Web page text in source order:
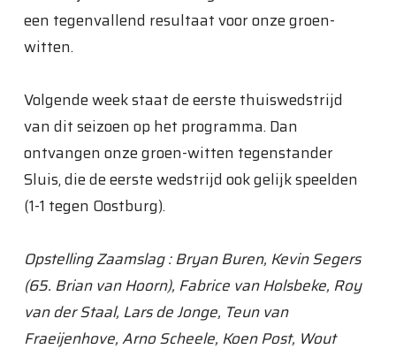
een tegenvallend resultaat voor onze groen-
witten.
Volgende week staat de eerste thuiswedstrijd
van dit seizoen op het programma. Dan
ontvangen onze groen-witten tegenstander
Sluis, die de eerste wedstrijd ook gelijk speelden
(1-1 tegen Oostburg).
Opstelling Zaamslag : Bryan Buren, Kevin Segers
(65. Brian van Hoorn), Fabrice van Holsbeke, Roy
van der Staal, Lars de Jonge, Teun van
Fraeijenhove, Arno Scheele, Koen Post, Wout